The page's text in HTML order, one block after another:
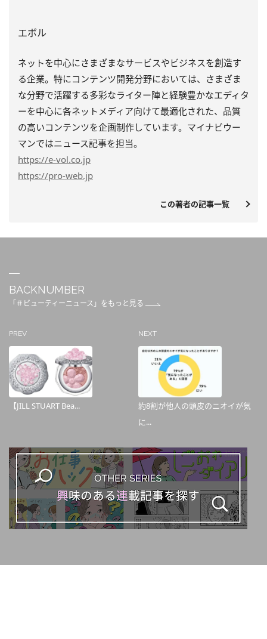
エボル
ネットを中心にさまざまなサービスやビジネスを創造す
る企業。特にコンテンツ開発分野においては、さまざま
な分野で活躍する多彩なライター陣と経験豊かなエディタ
ーを中心に各ネットメディア向けて最適化された、品質
の高いコンテンツを企画制作しています。マイナビウー
マンではニュース記事を担当。
https://e-vol.co.jp
https://pro-web.jp
この著者の記事一覧
BACKNUMBER
「＃ビューティーニュース」をもっと見る
PREV
【JILL STUART Bea...
NEXT
約8割が他人の頭皮のニオイが気
に...